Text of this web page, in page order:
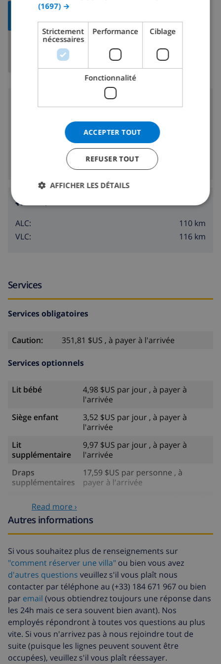
AFFICHER
LA CARTE
ALC:
110 km
VLC:
116 km
Services
Services obligatoires
Caution: 351,81 $US , à payer à l'arrivée
Services optionnels
Lit bébé
4,98 $US par jour , à payer à
l'arrivée
Siège enfant
3,52 $US par jour , à payer à
l'arrivée
Lit
supplémentaire
9,97 $US par jour , à payer à
l'arrivée
Draps
supplémentaires
17,59 $US par personne , à
payer à l'arrivée
supplémentaires
Nettoyage
supplémentaire
basée sur consommation
énergétique (52,77 $US/HOUR)
Fonds
d'annulation:
4.80% du montant total
Read more ›
Autres informations
Si vous souhaitez plus de renseignements sur
"comment réserver une villa" ou bien vous avez
d'autres questions veuillez s'il vous plaît nous
contacter par téléphone au (+33) 184 671 967 ou bien
par email (vous obtiendrez toujours une réponse dans
les 24h mais ce sera souvent bien avant). Nos
employés répondront à toutes vos questions au plus
vite. Si vous n'arrivez pas à nous rejoindre tout de
suite (puisque les lignes peuvent souvent être
occupées), veuillez s'il vous plaît réessayer.
DANISH
(1697) →
Strictement
nécessaires
Performance Ciblage
Fonctionnalité
ACCEPTER TOUT
REFUSER TOUT
AFFICHER LES DÉTAILS